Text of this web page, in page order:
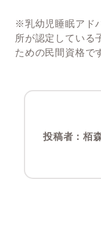
※乳幼児睡眠アド
所が認定している
ための民間資格で
投稿者：栢